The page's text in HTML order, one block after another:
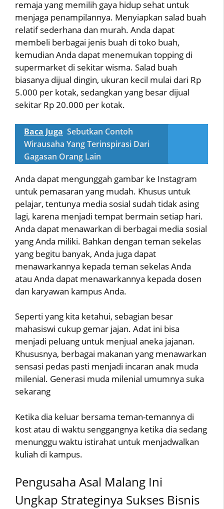
remaja yang memilih gaya hidup sehat untuk
menjaga penampilannya. Menyiapkan salad buah
relatif sederhana dan murah. Anda dapat
membeli berbagai jenis buah di toko buah,
kemudian Anda dapat menemukan topping di
supermarket di sekitar wisma. Salad buah
biasanya dijual dingin, ukuran kecil mulai dari Rp
5.000 per kotak, sedangkan yang besar dijual
sekitar Rp 20.000 per kotak.
Baca Juga Sebutkan Contoh
Wirausaha Yang Terinspirasi Dari
Gagasan Orang Lain
Anda dapat mengunggah gambar ke Instagram
untuk pemasaran yang mudah. Khusus untuk
pelajar, tentunya media sosial sudah tidak asing
lagi, karena menjadi tempat bermain setiap hari.
Anda dapat menawarkan di berbagai media sosial
yang Anda miliki. Bahkan dengan teman sekelas
yang begitu banyak, Anda juga dapat
menawarkannya kepada teman sekelas Anda
atau Anda dapat menawarkannya kepada dosen
dan karyawan kampus Anda.
Seperti yang kita ketahui, sebagian besar
mahasiswi cukup gemar jajan. Adat ini bisa
menjadi peluang untuk menjual aneka jajanan.
Khususnya, berbagai makanan yang menawarkan
sensasi pedas pasti menjadi incaran anak muda
milenial. Generasi muda milenial umumnya suka
sekarang
Ketika dia keluar bersama teman-temannya di
kost atau di waktu senggangnya ketika dia sedang
menunggu waktu istirahat untuk menjadwalkan
kuliah di kampus.
Pengusaha Asal Malang Ini
Ungkap Strateginya Sukses Bisnis